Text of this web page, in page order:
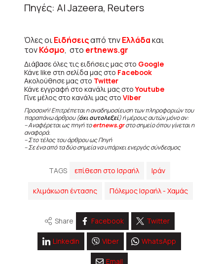
Πηγές: Al Jazeera, Reuters
Όλες οιΕιδήσειςαπό τηνΕλλάδακαι
τονΚόσμο, στο ertnews.gr
Διάβασε όλες τις ειδήσεις μας στο Google
Κάνε like στη σελίδα μας στο Facebook
Ακολούθησε μας στο Twitter
Κάνε εγγραφή στο κανάλι μας στοYoutube
Γίνε μέλος στο κανάλι μας στο Viber
Προσοχή! Επιτρέπεται η αναδημοσίευση των πληροφοριών του
παραπάνω άρθρου (όχι αυτολεξεί) ή μέρους αυτών μόνο αν:
– Αναφέρεται ως πηγή τοertnews.grστο σημείο όπου γίνεται η
αναφορά.
– Στο τέλος του άρθρου ως Πηγή
– Σε ένα από τα δύο σημεία να υπάρχει ενεργός σύνδεσμος
TAGS επίθεση στο Ισραήλ Ιράν
κλιμάκωση έντασης Πόλεμος Ισραήλ - Χαμάς
Share Facebook Twitter
Linkedin Viber WhatsApp
Email